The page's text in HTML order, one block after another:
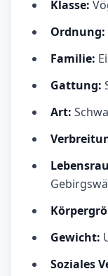
Klasse:
Ordnung:
Familie:
Gattung:
Art:
Gewicht:
Soziales